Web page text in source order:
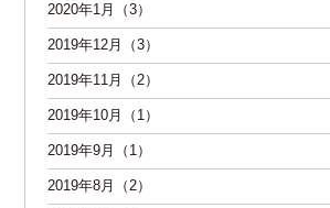
2020年1月（3）
2019年12月（3）
2019年11月（2）
2019年10月（1）
2019年9月（1）
2019年8月（2）